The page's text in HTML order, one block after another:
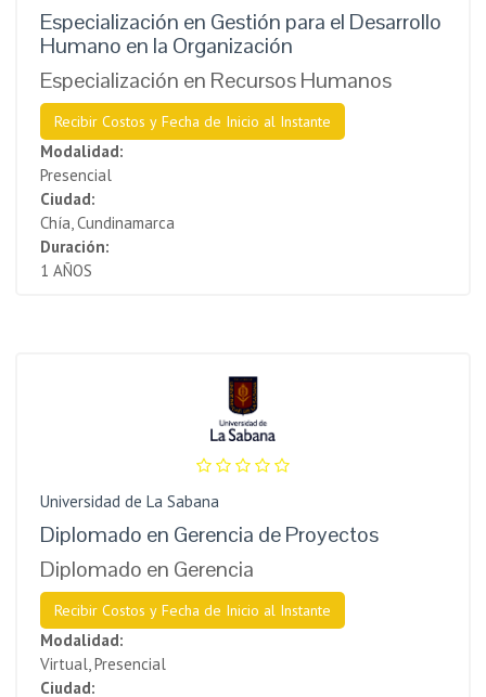
Especialización en Gestión para el Desarrollo
Humano en la Organización
Especialización en Recursos Humanos
Recibir Costos y Fecha de Inicio al Instante
Modalidad:
Presencial
Ciudad:
Chía, Cundinamarca
Duración:
1 AÑOS
Universidad de La Sabana
Diplomado en Gerencia de Proyectos
Diplomado en Gerencia
Recibir Costos y Fecha de Inicio al Instante
Modalidad:
Virtual, Presencial
Ciudad: